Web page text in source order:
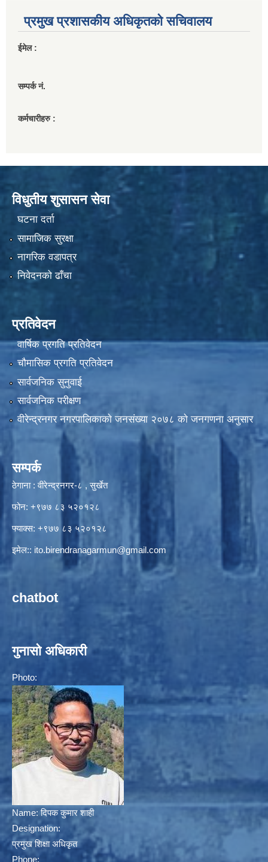
प्रमुख प्रशासकीय अधिकृतको सचिवालय
ईमेल :
सम्पर्क नं.
कर्मचारीहरु :
विधुतीय शुसासन सेवा
घटना दर्ता
सामाजिक सुरक्षा
नागरिक वडापत्र
निवेदनको ढाँचा
प्रतिवेदन
वार्षिक प्रगति प्रतिवेदन
चौमासिक प्रगति प्रतिवेदन
सार्वजनिक सुनुवाई
सार्वजनिक परीक्षण
वीरेन्द्रनगर नगरपालिकाकाे जनसंख्या २०७८ काे जनगणना अनुसार
सम्पर्क
ठेगाना : वीरेन्द्रनगर-८ , सुर्खेत
फोन: +९७७ ८३ ५२०१२८
फ्याक्स: +९७७ ८३ ५२०१२८
इमेल:: ito.birendranagarmun@gmail.com
chatbot
गुनासो अधिकारी
Photo:
Name:दिपक कुमार शाही
Designation:
प्रमुख शिक्षा अधिकृत
Phone: